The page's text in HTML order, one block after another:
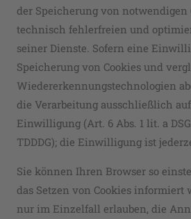
der Speicherung von notwendigen
technisch fehlerfreien und
seiner Dienste. Sofern eine
Speicherung von Cookies und
Wiedererkennungstechnologien
die Verarbeitung ausschließlich
Einwilligung (Art. 6 Abs. 1 lit. a
TDDDG); die Einwilligung ist
Sie können Ihren Browser so
das Setzen von Cookies informiert
nur im Einzelfall erlauben, die